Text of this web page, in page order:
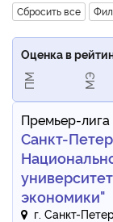
Сбросить все
Оценка в
ПМ МЭ
Премьер-лига
Санкт-
экономики"
г. Санкт-